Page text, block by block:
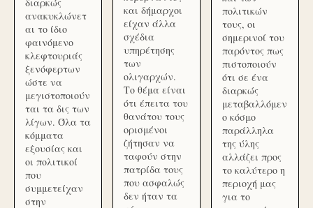
ανακυκλώνετ
αι το ίδιο
φαινόμενο
κλεφτουριάς
ξενόφερτων
ώστε να
μεγιστοποιούν
ται τα δις των
λίγων. Όλα τα
κόμματα
εξουσίας και
οι πολιτικοί
που
συμμετείχαν
στην
και δήμαρχοι
είχαν άλλα
σχέδια
υπηρέτησης
των
ολιγαρχών.
Το θέμα είναι
ότι έπειτα του
θανάτου τους
ορισμένοι
ζήτησαν να
ταφούν στην
πατρίδα τους
που ασφαλώς
δεν ήταν τα
πολιτικών
τους, οι
σημερινοί του
παρόντος πως
πιστοποιούν
ότι σε ένα
διαρκώς
μεταβαλλόμεν
ο κόσμο
παράλληλα
της ύλης
αλλάζει προς
το καλύτερο η
περιοχή μας
για το